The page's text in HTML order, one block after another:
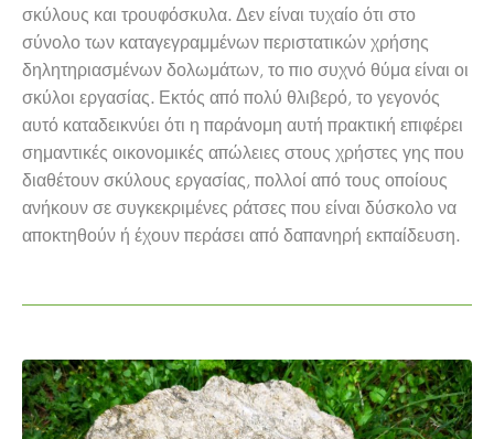
σκύλους και τρουφόσκυλα. Δεν είναι τυχαίο ότι στο
σύνολο των καταγεγραμμένων περιστατικών χρήσης
δηλητηριασμένων δολωμάτων, το πιο συχνό θύμα είναι οι
σκύλοι εργασίας. Εκτός από πολύ θλιβερό, το γεγονός
αυτό καταδεικνύει ότι η παράνομη αυτή πρακτική επιφέρει
σημαντικές οικονομικές απώλειες στους χρήστες γης που
διαθέτουν σκύλους εργασίας, πολλοί από τους οποίους
ανήκουν σε συγκεκριμένες ράτσες που είναι δύσκολο να
αποκτηθούν ή έχουν περάσει από δαπανηρή εκπαίδευση.